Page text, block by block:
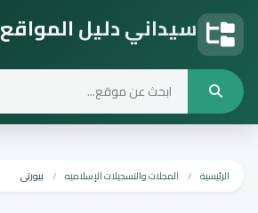
سيداني دليل المواقع
الرئيسية المجلات والتسجيلات الإسلاميه بيورتى